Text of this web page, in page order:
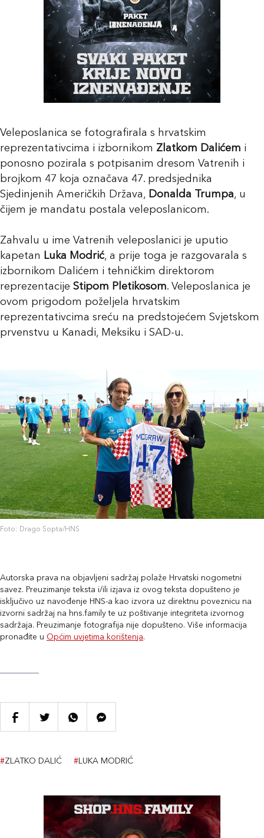
Veleposlanica se fotografirala s hrvatskim
reprezentativcima i izbornikom Zlatkom Dalićem i
ponosno pozirala s potpisanim dresom Vatrenih i
brojkom 47 koja označava 47. predsjednika
Sjedinjenih Američkih Država, Donalda Trumpa, u
čijem je mandatu postala veleposlanicom.
Zahvalu u ime Vatrenih veleposlanici je uputio
kapetan Luka Modrić, a prije toga je razgovarala s
izbornikom Dalićem i tehničkim direktorom
reprezentacije Stipom Pletikosom. Veleposlanica je
ovom prigodom poželjela hrvatskim
reprezentativcima sreću na predstojećem Svjetskom
prvenstvu u Kanadi, Meksiku i SAD-u.
Foto: Drago Sopta/HNS
Autorska prava na objavljeni sadržaj polaže Hrvatski nogometni
savez. Preuzimanje teksta i/ili izjava iz ovog teksta dopušteno je
isključivo uz navođenje HNS-a kao izvora uz direktnu poveznicu na
izvorni sadržaj na hns.family te uz poštivanje integriteta izvornog
sadržaja. Preuzimanje fotografija nije dopušteno. Više informacija
pronađite u Općim uvjetima korištenja.
#ZLATKO DALIĆ #LUKA MODRIĆ